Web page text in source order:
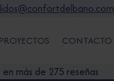
PROYECTOS CONTACTO
más de 275 reseñas